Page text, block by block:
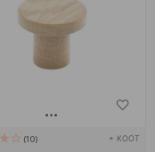
10 + KOOT